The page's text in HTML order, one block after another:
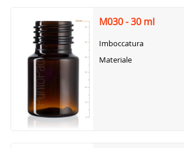
M030 - 30 ml
Imboccatura
Materiale